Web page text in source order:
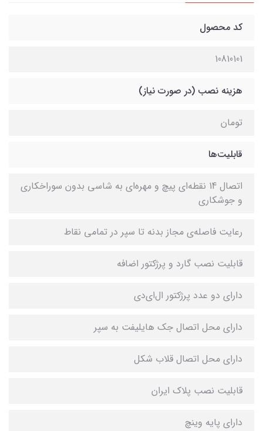
کد محصول
10810101
هزینه نصب (در صورت نیاز)
تومان
قابلیت‌ها
اتصال 14 نقطه‌ای پیچ و مهره‌ای به شاسی بدون سوراخکاری
و جوشکاری
رعایت فاصله‌ی مجاز بدنه تا سپر در تمامی نقاط
قابلیت نصب گارد و پرژکتور اضافه
دارای دو عدد پرژکتور ال‌ای‌دی
دارای محل اتصال جک هایلیفت به سپر
دارای محل اتصال قلاب شکل
قابلیت نصب پلاک ایران
دارای پایه وینچ